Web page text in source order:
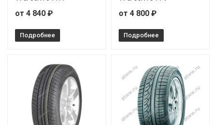
от 4 840 ₽
Подробнее
от 4 800 ₽
Подробнее